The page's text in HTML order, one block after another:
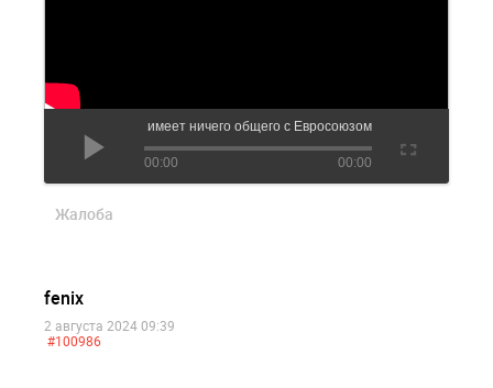
референдум не имеет ничего общего с Евросоюзом
00:00 00:00
Жалоба
fenix
2 августа 2024 09:39
#100986